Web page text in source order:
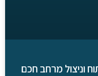
וניצול מרחב חכם